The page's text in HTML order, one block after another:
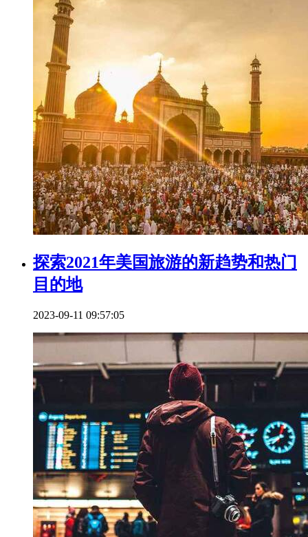
探索2021年美国旅游的新趋势和热门
目的地
2023-09-11 09:57:05